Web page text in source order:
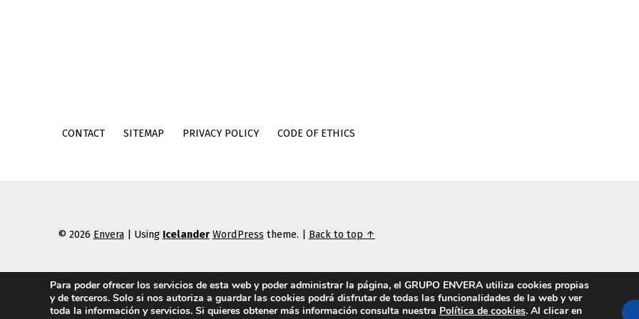
CONTACT SITEMAP PRIVACY POLICY CODE OF ETHICS
© 2026 Envera Using Icelander WordPress theme. Back to top ↑
Para poder ofrecer los servicios de esta web y poder administrar la página, el GRUPO ENVERA utiliza cookies propias
y de terceros. Solo si nos autoriza a guardar las cookies podrá disfrutar de todas las funcionalidades de la web y ver
toda la información y servicios. Si quieres obtener más información consulta nuestra Política de cookies. Al clicar en